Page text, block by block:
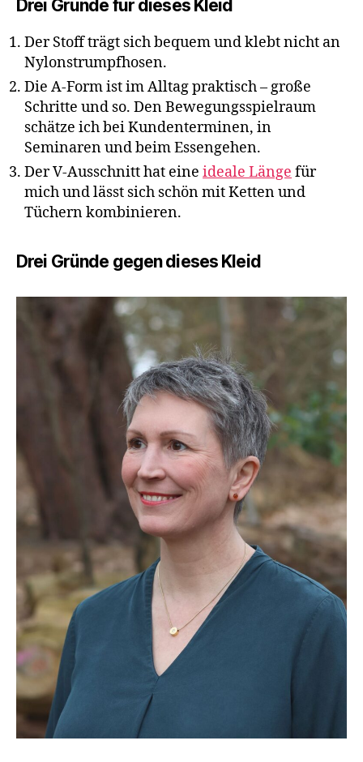
Drei Gründe für dieses Kleid
Der Stoff trägt sich bequem und klebt nicht an
Nylonstrumpfhosen.
Die A-Form ist im Alltag praktisch – große
Schritte und so. Den Bewegungsspielraum
schätze ich bei Kundenterminen, in
Seminaren und beim Essengehen.
Der V-Ausschnitt hat eine ideale Länge für
mich und lässt sich schön mit Ketten und
Tüchern kombinieren.
Drei Gründe gegen dieses Kleid